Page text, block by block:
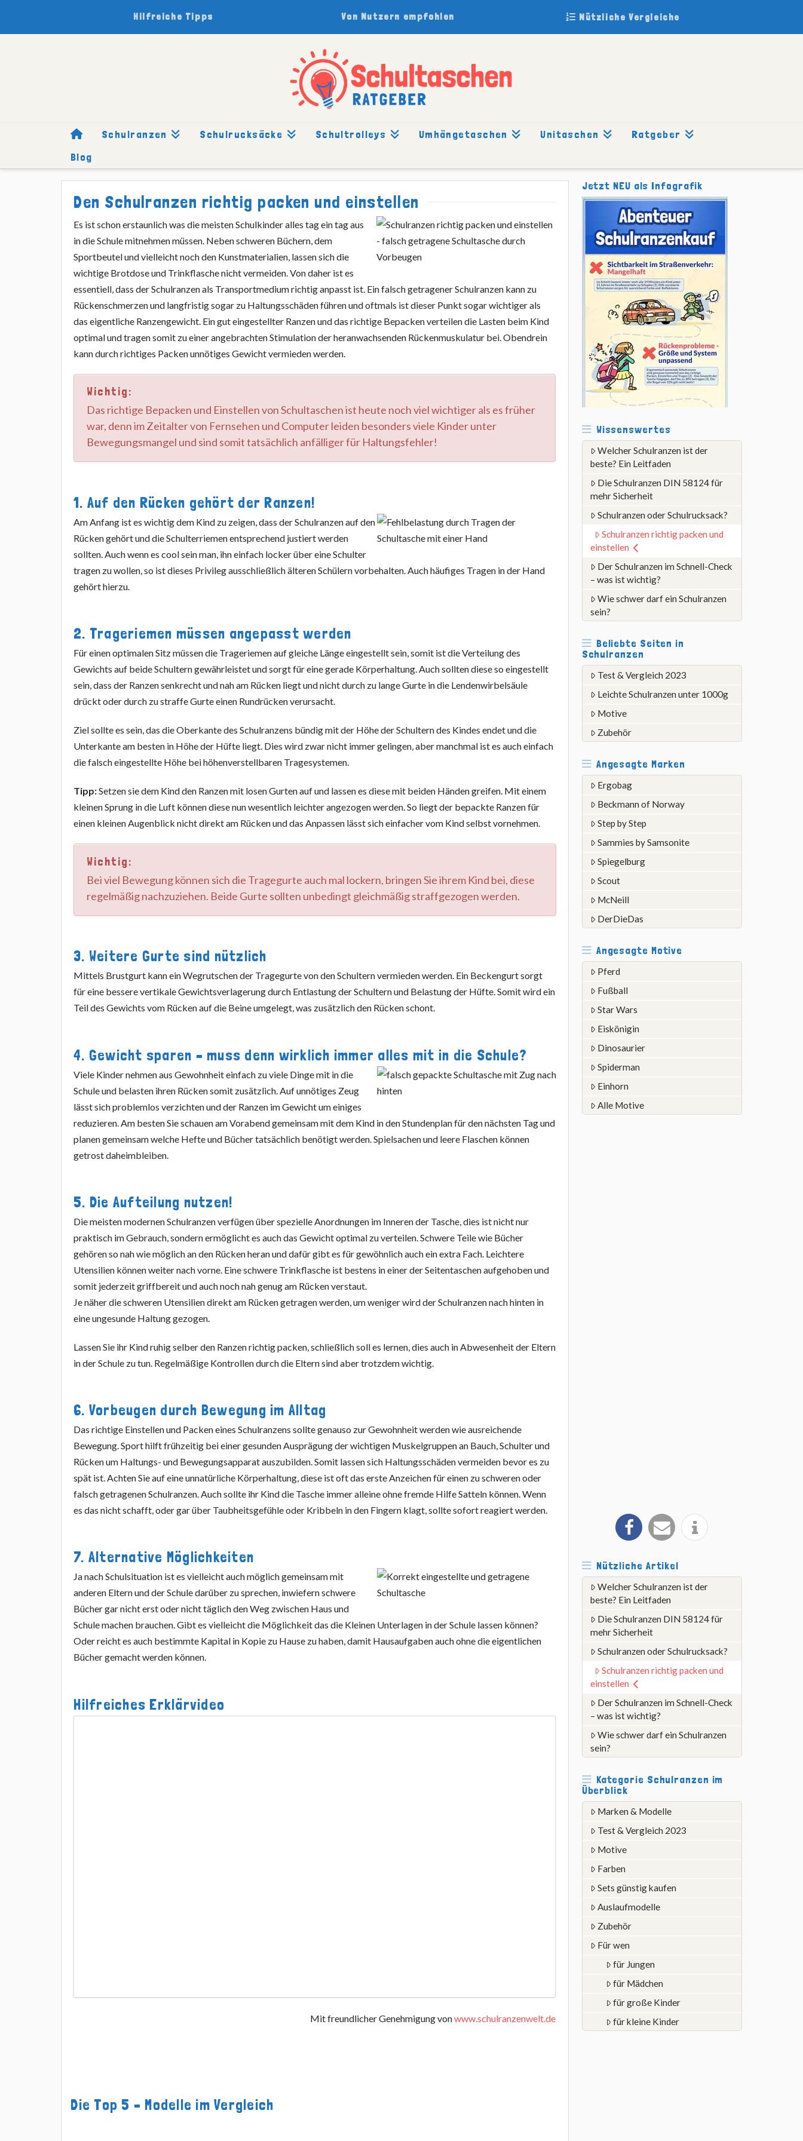
Hilfreiche Tipps Von Nutzern empfohlen Nützliche Vergleiche
Schulranzen Schulrucksäcke Schultrolleys Umhängetaschen Unitaschen
Ratgeber
Blog
HOMERATGEBER
Den Schulranzen richtig packen und einstellen
Es ist schon erstaunlich was die meisten Schulkinder alles tag ein tag aus
in die Schule mitnehmen müssen. Neben schweren Büchern, dem
Sportbeutel und vielleicht noch den Kunstmaterialien, lassen sich die
wichtige Brotdose und Trinkflasche nicht vermeiden. Von daher ist es
essentiell, dass der Schulranzen als Transportmedium richtig anpasst ist. Ein falsch getragener Schulranzen kann zu
Rückenschmerzen und langfristig sogar zu Haltungsschäden führen und oftmals ist dieser Punkt sogar wichtiger als
das eigentliche Ranzengewicht. Ein gut eingestellter Ranzen und das richtige Bepacken verteilen die Lasten beim Kind
optimal und tragen somit zu einer angebrachten Stimulation der heranwachsenden Rückenmuskulatur bei. Obendrein
kann durch richtiges Packen unnötiges Gewicht vermieden werden.
Wichtig:
Das richtige Bepacken und Einstellen von Schultaschen ist heute noch viel wichtiger als es früher
war, denn im Zeitalter von Fernsehen und Computer leiden besonders viele Kinder unter
Bewegungsmangel und sind somit tatsächlich anfälliger für Haltungsfehler!
1. Auf den Rücken gehört der Ranzen!
Am Anfang ist es wichtig dem Kind zu zeigen, dass der Schulranzen auf den
Rücken gehört und die Schulterriemen entsprechend justiert werden
sollten. Auch wenn es cool sein man, ihn einfach locker über eine Schulter
tragen zu wollen, so ist dieses Privileg ausschließlich älteren Schülern vorbehalten. Auch häufiges Tragen in der Hand
gehört hierzu.
2. Trageriemen müssen angepasst werden
Für einen optimalen Sitz müssen die Trageriemen auf gleiche Länge eingestellt sein, somit ist die Verteilung des
Gewichts auf beide Schultern gewährleistet und sorgt für eine gerade Körperhaltung. Auch sollten diese so eingestellt
sein, dass der Ranzen senkrecht und nah am Rücken liegt und nicht durch zu lange Gurte in die Lendenwirbelsäule
drückt oder durch zu straffe Gurte einen Rundrücken verursacht.
Ziel sollte es sein, das die Oberkante des Schulranzens bündig mit der Höhe der Schultern des Kindes endet und die
Unterkante am besten in Höhe der Hüfte liegt. Dies wird zwar nicht immer gelingen, aber manchmal ist es auch einfach
die falsch eingestellte Höhe bei höhenverstellbaren Tragesystemen.
Tipp:Setzen sie dem Kind den Ranzen mit losen Gurten auf und lassen es diese mit beiden Händen greifen. Mit einem
kleinen Sprung in die Luft können diese nun wesentlich leichter angezogen werden. So liegt der bepackte Ranzen für
einen kleinen Augenblick nicht direkt am Rücken und das Anpassen lässt sich einfacher vom Kind selbst vornehmen.
Wichtig:
Bei viel Bewegung können sich die Tragegurte auch mal lockern, bringen Sie ihrem Kind bei, diese
regelmäßig nachzuziehen. Beide Gurte sollten unbedingt gleichmäßig straffgezogen werden.
3. Weitere Gurte sind nützlich
Mittels Brustgurt kann ein Wegrutschen der Tragegurte von den Schultern vermieden werden. Ein Beckengurt sorgt
für eine bessere vertikale Gewichtsverlagerung durch Entlastung der Schultern und Belastung der Hüfte. Somit wird ein
Teil des Gewichts vom Rücken auf die Beine umgelegt, was zusätzlich den Rücken schont.
4. Gewicht sparen – muss denn wirklich immer alles mit in die Schule?
Viele Kinder nehmen aus Gewohnheit einfach zu viele Dinge mit in die
Schule und belasten ihren Rücken somit zusätzlich. Auf unnötiges Zeug
lässt sich problemlos verzichten und der Ranzen im Gewicht um einiges
reduzieren. Am besten Sie schauen am Vorabend gemeinsam mit dem Kind in den Stundenplan für den nächsten Tag und
planen gemeinsam welche Hefte und Bücher tatsächlich benötigt werden. Spielsachen und leere Flaschen können
getrost daheimbleiben.
5. Die Aufteilung nutzen!
Die meisten modernen Schulranzen verfügen über spezielle Anordnungen im Inneren der Tasche, dies ist nicht nur
praktisch im Gebrauch, sondern ermöglicht es auch das Gewicht optimal zu verteilen. Schwere Teile wie Bücher
gehören so nah wie möglich an den Rücken heran und dafür gibt es für gewöhnlich auch ein extra Fach. Leichtere
Utensilien können weiter nach vorne. Eine schwere Trinkflasche ist bestens in einer der Seitentaschen aufgehoben und
somit jederzeit griffbereit und auch noch nah genug am Rücken verstaut.
Je näher die schweren Utensilien direkt am Rücken getragen werden, um weniger wird der Schulranzen nach hinten in
eine ungesunde Haltung gezogen.
Lassen Sie ihr Kind ruhig selber den Ranzen richtig packen, schließlich soll es lernen, dies auch in Abwesenheit der Eltern
in der Schule zu tun. Regelmäßige Kontrollen durch die Eltern sind aber trotzdem wichtig.
6. Vorbeugen durch Bewegung im Alltag
Das richtige Einstellen und Packen eines Schulranzens sollte genauso zur Gewohnheit werden wie ausreichende
Bewegung. Sport hilft frühzeitig bei einer gesunden Ausprägung der wichtigen Muskelgruppen an Bauch, Schulter und
Rücken um Haltungs- und Bewegungsapparat auszubilden. Somit lassen sich Haltungsschäden vermeiden bevor es zu
spät ist. Achten Sie auf eine unnatürliche Körperhaltung, diese ist oft das erste Anzeichen für einen zu schweren oder
falsch getragenen Schulranzen. Auch sollte ihr Kind die Tasche immer alleine ohne fremde Hilfe Satteln können. Wenn
es das nicht schafft, oder gar über Taubheitsgefühle oder Kribbeln in den Fingern klagt, sollte sofort reagiert werden.
7. Alternative Möglichkeiten
Ja nach Schulsituation ist es vielleicht auch möglich gemeinsam mit
anderen Eltern und der Schule darüber zu sprechen, inwiefern schwere
Bücher gar nicht erst oder nicht täglich den Weg zwischen Haus und
Schule machen brauchen. Gibt es vielleicht die Möglichkeit das die Kleinen Unterlagen in der Schule lassen können?
Oder reicht es auch bestimmte Kapital in Kopie zu Hause zu haben, damit Hausaufgaben auch ohne die eigentlichen
Bücher gemacht werden können.
Hilfreiches Erklärvideo
Mit
Laden
Videos
Datenschutzerklärung
von
Mit freundlicher Genehmigung vonwww.schulranzenwelt.de
Die Top 5 – Modelle im Vergleich
Jetzt NEU als Infografik
Wissenswertes
Welcher Schulranzen ist der
beste? Ein Leitfaden
Die Schulranzen DIN 58124 für
mehr Sicherheit
Schulranzen oder Schulrucksack?
Schulranzen richtig packen und
einstellen
Der Schulranzen im Schnell-Check
– was ist wichtig?
Wie schwer darf ein Schulranzen
sein?
Beliebte Seiten in
Schulranzen
Test & Vergleich 2023
Leichte Schulranzen unter 1000g
Motive
Zubehör
Angesagte Marken
Ergobag
Beckmann of Norway
Step by Step
Sammies by Samsonite
Spiegelburg
Scout
McNeill
DerDieDas
Angesagte Motive
Pferd
Fußball
Star Wars
Eiskönigin
Dinosaurier
Spiderman
Einhorn
Alle Motive
Nützliche Artikel
Welcher Schulranzen ist der
beste? Ein Leitfaden
Die Schulranzen DIN 58124 für
mehr Sicherheit
Schulranzen oder Schulrucksack?
Schulranzen richtig packen und
einstellen
Der Schulranzen im Schnell-Check
– was ist wichtig?
Wie schwer darf ein Schulranzen
sein?
Kategorie Schulranzen im
Überblick
Marken & Modelle
Test & Vergleich 2023
Motive
Farben
Sets günstig kaufen
Auslaufmodelle
Zubehör
Für wen
für Jungen
für Mädchen
für große Kinder
für kleine Kinder